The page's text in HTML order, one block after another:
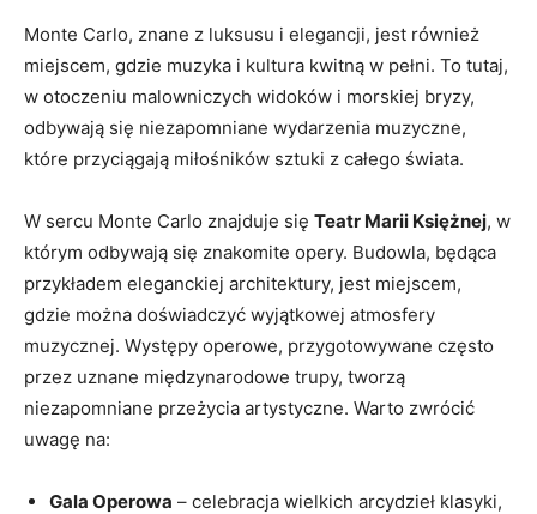
Monte Carlo, znane z luksusu i​ elegancji,​ jest⁢ również
miejscem, gdzie⁣ muzyka i kultura kwitną⁢ w ‌pełni. To tutaj,
w⁣ otoczeniu malowniczych widoków​ i morskiej bryzy,
odbywają się niezapomniane ⁣wydarzenia muzyczne,
które przyciągają miłośników ⁤sztuki ⁢z całego świata.
W ‌sercu Monte Carlo znajduje się Teatr Marii ⁢Księżnej, w
⁢którym odbywają ⁣się znakomite opery. Budowla, będąca
‍przykładem eleganckiej architektury, jest miejscem,
gdzie można doświadczyć wyjątkowej atmosfery⁤
muzycznej. Występy operowe, przygotowywane często
przez uznane‍ międzynarodowe trupy, tworzą
niezapomniane ⁣przeżycia artystyczne. Warto zwrócić
uwagę⁢ na:
Gala Operowa –‍ celebracja wielkich arcydzieł klasyki,